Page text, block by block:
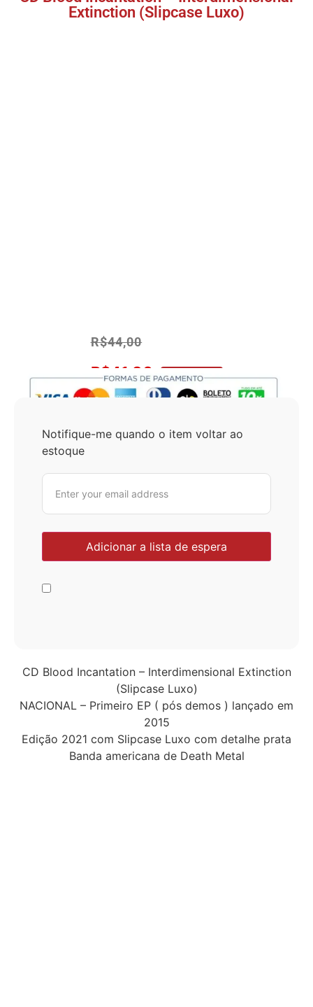
Extinction (Slipcase Luxo)
R$44,00
R$41,80 No Pix 5% OFF
Notifique-me quando o item voltar ao
estoque
CD Blood Incantation – Interdimensional Extinction
(Slipcase Luxo)
NACIONAL – Primeiro EP ( pós demos ) lançado em
2015
Edição 2021 com Slipcase Luxo com detalhe prata
Banda americana de Death Metal